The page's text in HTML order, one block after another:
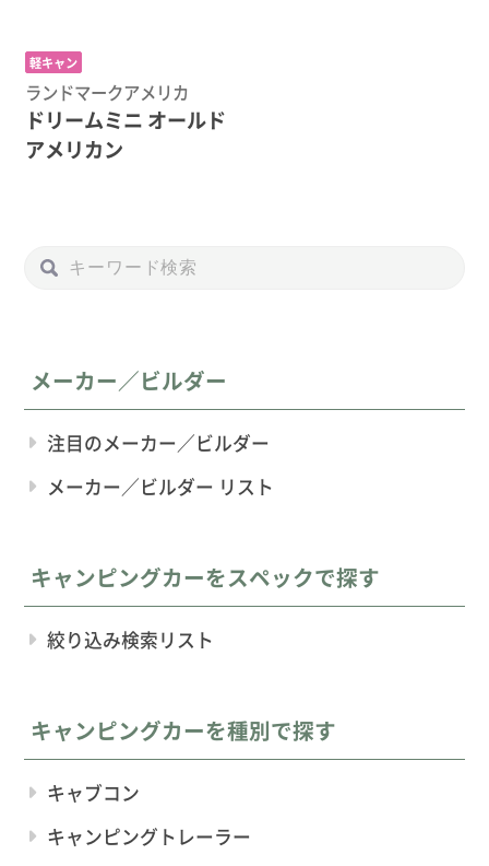
軽キャン
ランドマークアメリカ
ドリームミニ オールド
アメリカン
メーカー／ビルダー
注目のメーカー／ビルダー
メーカー／ビルダー リスト
キャンピングカーをスペックで探す
絞り込み検索リスト
キャンピングカーを種別で探す
キャブコン
キャンピングトレーラー